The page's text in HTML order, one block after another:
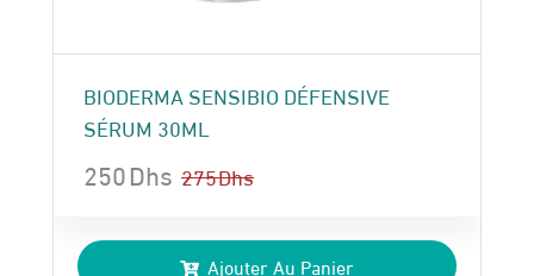
BIODERMA SENSIBIO DÉFENSIVE
SÉRUM 30ML
275Dhs
prix
250Dhs
prix
Ajouter Au Panier